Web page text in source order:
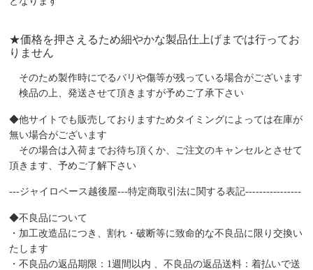
★価格を押さえるため細やかな製品仕上げまでは行ってお
りません
そのため製作時にでるバリや傷等が残っている場合がございます
検品の上、発送させて頂きますが予めご了承下さい
◆他サイトでも販売しておりますためタイミングによっては在庫が
無い場合がございます
その場合は入荷までお待ち頂くか、ご注文のキャンセルとさせて
頂きます、予めご了解下さい
---ジャイロベース越後屋---特定商取引法に関する表記----------------
◆不良品について
・加工改造品につき、割れ・破断等に致命的な不良品に限り交換い
たします
・不良品の返品期限：1週間以内 、不良品の返品送料：着払いで送